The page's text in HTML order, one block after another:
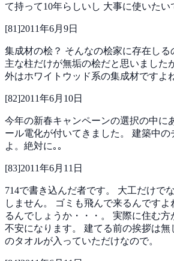
て持って10年らしいし 大事に使いたい
[81]2011年6月9日
集成材の桧？ そんなの桧家に存在しる
主な柱だけが無垢の桧だと思いました
外はホワイトウッド系の集成材ですよ
[82]2011年6月10日
今年の新春キャンペーンの選択の中に
ール電化が付いてきました。 建築中の
よ。絶対に｡｡
[83]2011年6月11日
714で書き込んだ者です。 大工だけで
しません。
ゴミも飛んで来るんですよ
るんでしょうか・・・。 実際に住む方
不安になります。 建てる前の挨拶は無
のタオルが入っていただけなので。